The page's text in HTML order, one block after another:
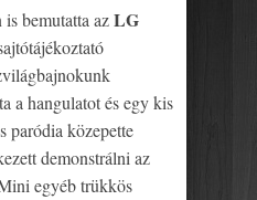
bemutatta azLG
a hangulatot és egy kis
paródia közepette
demonstrálni az
egyéb trükkös